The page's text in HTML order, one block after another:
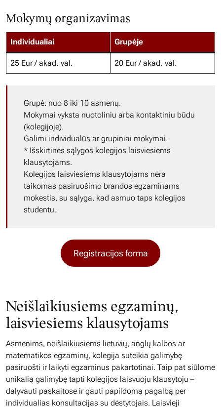
Mokymų organizavimas
Individualiai Grupėje
25 Eur / akad. val. 20 Eur / akad. val.
Grupė: nuo 8 iki 10 asmenų.
Mokymai vyksta nuotoliniu arba kontaktiniu būdu
(kolegijoje).
Galimi individualūs ar grupiniai mokymai.
* Išskirtinės sąlygos kolegijos laisviesiems
klausytojams.
Kolegijos laisviesiems klausytojams nėra
taikomas pasiruošimo brandos egzaminams
mokestis, su sąlyga, kad asmuo taps kolegijos
studentu.
Registracijos forma
Neišlaikiusiems egzaminų,
laisviesiems klausytojams
Asmenims, neišlaikiusiems lietuvių, anglų kalbos ar
matematikos egzaminų, kolegija suteikia galimybę
pasiruošti ir laikyti egzaminus pakartotinai. Taip pat siūlome
unikalią galimybę tapti kolegijos laisvuoju klausytoju –
dalyvauti paskaitose ir gauti papildomą pagalbą per
individualias konsultacijas su dėstytojais. Laisvieji